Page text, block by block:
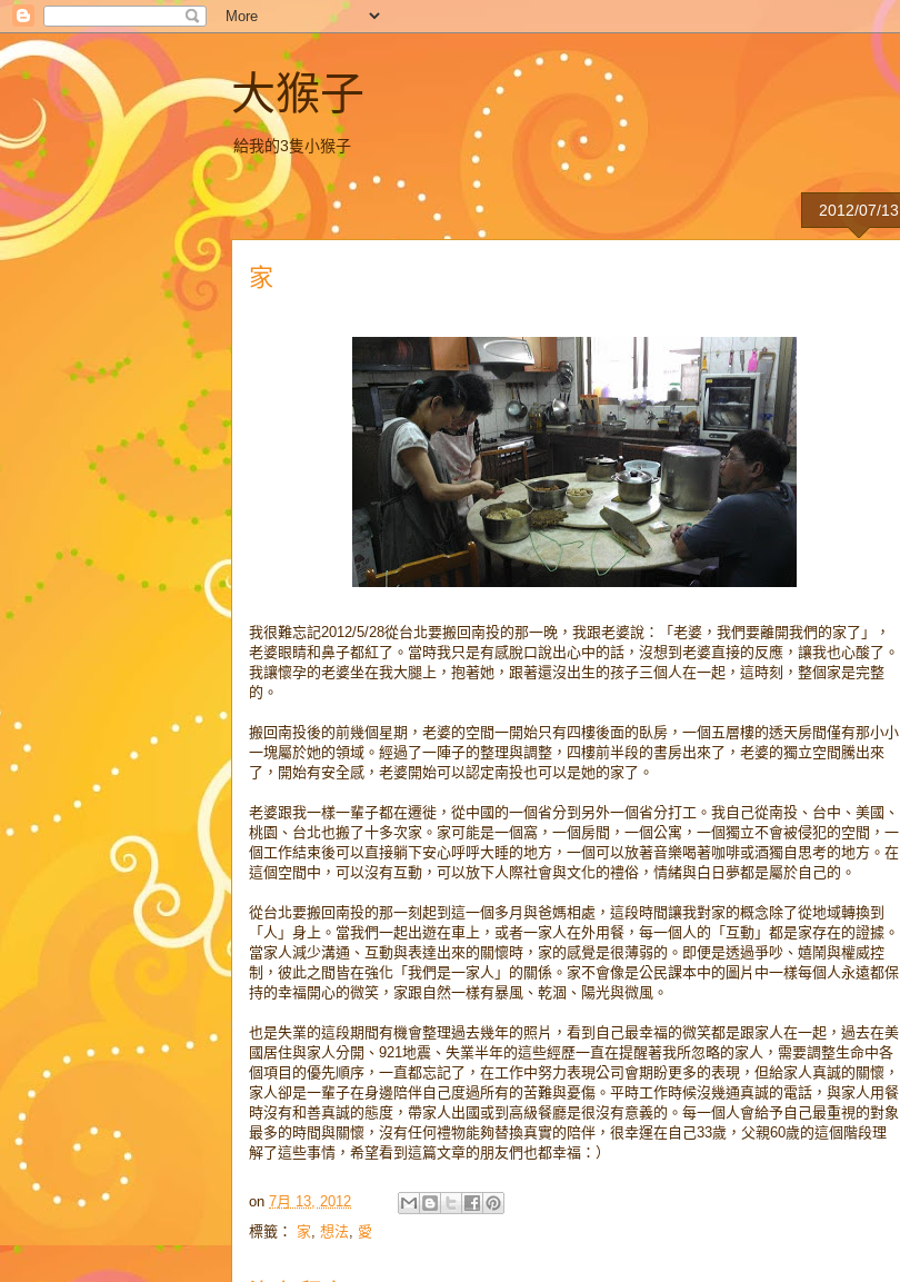
大猴子
給我的3隻小猴子
2012/07/13
家
我很難忘記2012/5/28從台北要搬回南投的那一晚，我跟老婆說：「老婆，我們要離開我們的家了」，
老婆眼睛和鼻子都紅了。當時我只是有感脫口說出心中的話，沒想到老婆直接的反應，讓我也心酸了。
我讓懷孕的老婆坐在我大腿上，抱著她，跟著還沒出生的孩子三個人在一起，這時刻，整個家是完整
的。
搬回南投後的前幾個星期，老婆的空間一開始只有四樓後面的臥房，一個五層樓的透天房間僅有那小小
一塊屬於她的領域。經過了一陣子的整理與調整，四樓前半段的書房出來了，老婆的獨立空間騰出來
了，開始有安全感，老婆開始可以認定南投也可以是她的家了。
老婆跟我一樣一輩子都在遷徙，從中國的一個省分到另外一個省分打工。我自己從南投、台中、美國、
桃園、台北也搬了十多次家。家可能是一個窩，一個房間，一個公寓，一個獨立不會被侵犯的空間，一
個工作結束後可以直接躺下安心呼呼大睡的地方，一個可以放著音樂喝著咖啡或酒獨自思考的地方。在
這個空間中，可以沒有互動，可以放下人際社會與文化的禮俗，情緒與白日夢都是屬於自己的。
從台北要搬回南投的那一刻起到這一個多月與爸媽相處，這段時間讓我對家的概念除了從地域轉換到
「人」身上。當我們一起出遊在車上，或者一家人在外用餐，每一個人的「互動」都是家存在的證據。
當家人減少溝通、互動與表達出來的關懷時，家的感覺是很薄弱的。即便是透過爭吵、嬉鬧與權威控
制，彼此之間皆在強化「我們是一家人」的關係。家不會像是公民課本中的圖片中一樣每個人永遠都保
持的幸福開心的微笑，家跟自然一樣有暴風、乾涸、陽光與微風。
也是失業的這段期間有機會整理過去幾年的照片，看到自己最幸福的微笑都是跟家人在一起，過去在美
國居住與家人分開、921地震、失業半年的這些經歷一直在提醒著我所忽略的家人，需要調整生命中各
個項目的優先順序，一直都忘記了，在工作中努力表現公司會期盼更多的表現，但給家人真誠的關懷，
家人卻是一輩子在身邊陪伴自己度過所有的苦難與憂傷。平時工作時候沒幾通真誠的電話，與家人用餐
時沒有和善真誠的態度，帶家人出國或到高級餐廳是很沒有意義的。每一個人會給予自己最重視的對象
最多的時間與關懷，沒有任何禮物能夠替換真實的陪伴，很幸運在自己33歲，父親60歲的這個階段理
解了這些事情，希望看到這篇文章的朋友們也都幸福：）
on 7月 13, 2012
標籤： 家, 想法, 愛